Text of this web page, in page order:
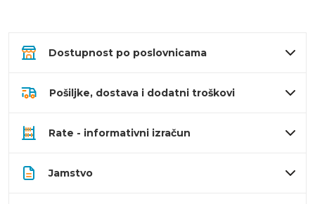
Dostupnost po poslovnicama
Pošiljke, dostava i dodatni troškovi
Rate - informativni izračun
Jamstvo